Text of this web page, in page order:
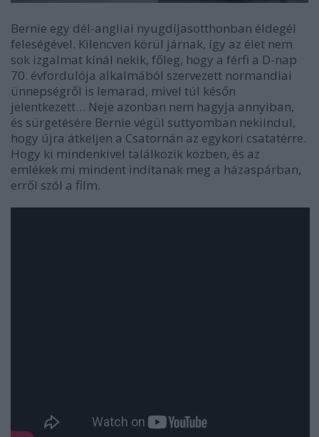
Bernie egy dél-angliai nyugdíjasotthonban éldegél
feleségével. Kilencven körül járnak, így az élet nem
sok izgalmat kínál nekik, főleg, hogy a férfi a D-nap
70. évfordulója alkalmából szervezett normandiai
ünnepségről is lemarad, mivel túl későn
jelentkezett… Neje azonban nem hagyja annyiban,
és sürgetésére Bernie végül suttyomban nekiindul,
hogy újra átkeljen a Csatornán az egykori csatatérre.
Hogy ki mindenkivel találkozik közben, és az
emlékek mi mindent indítanak meg a házaspárban,
erről szól a film.